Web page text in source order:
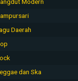
Daerah
dan Ska